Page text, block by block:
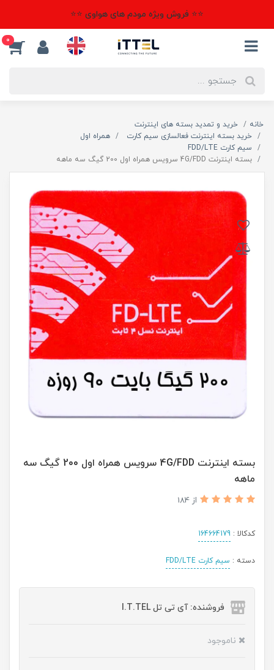
⭐⭐ فروش ویژه مودم های هواوی ⭐⭐
0
خانه
خرید و تمدید بسته های اینترنت
خرید بسته اینترنت فعالسازی سیم کارت
همراه اول
سیم کارت FDD/LTE
بسته اینترنت 4G/FDD سرویس همراه اول 200 گیگ سه ماهه
بسته اینترنت 4G/FDD سرویس همراه اول 200 گیگ سه
ماهه
از 184
کدکالا : 164664179
دسته : سیم کارت FDD/LTE
فروشنده: آی تی تل I.T.TEL
ناموجود